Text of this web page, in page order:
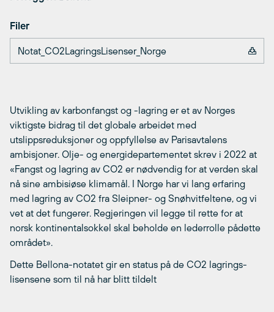
Filer
Notat_CO2LagringsLisenser_Norge
Utvikling av karbonfangst og -lagring er et av Norges
viktigste bidrag til det globale arbeidet med
utslippsreduksjoner og oppfyllelse av Parisavtalens
ambisjoner. Olje- og energidepartementet skrev i 2022 at
«Fangst og lagring av CO2 er nødvendig for at verden skal
nå sine ambisiøse klimamål. I Norge har vi lang erfaring
med lagring av CO2 fra Sleipner- og Snøhvitfeltene, og vi
vet at det fungerer. Regjeringen vil legge til rette for at
norsk kontinentalsokkel skal beholde en lederrolle pådette
området».
Dette Bellona-notatet gir en status på de CO2 lagrings-
lisensene som til nå har blitt tildelt